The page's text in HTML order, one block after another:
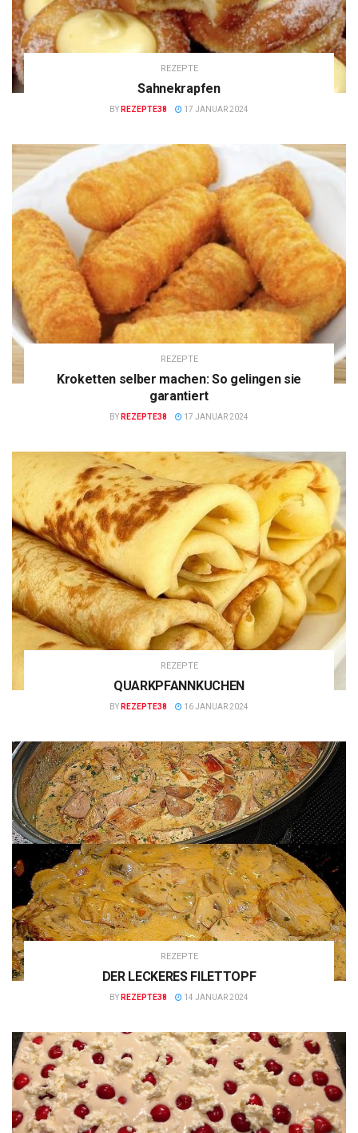
REZEPTE
Sahnekrapfen
BY REZEPTE38 17 JANUAR 2024
REZEPTE
Kroketten selber machen: So gelingen sie
garantiert
BY REZEPTE38 17 JANUAR 2024
REZEPTE
QUARKPFANNKUCHEN
BY REZEPTE38 16 JANUAR 2024
REZEPTE
DER LECKERES FILETTOPF
BY REZEPTE38 14 JANUAR 2024